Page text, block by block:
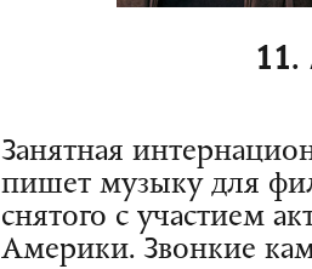
11.
Занятная
пишет музыку для
снятого с участием
Америки. Звонкие